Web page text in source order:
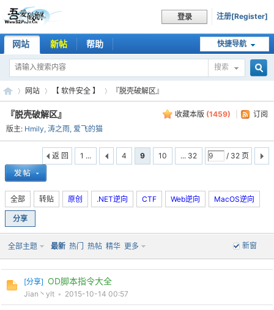
登录 注册[Register]
快捷导航
网站 新帖 帮助
搜索
吾 »
网站
›
【 软件安全 】
›
『脱壳破解区』
收藏本版 (1459) 订阅
『脱壳破解区』
版主: Hmily, 涛之雨, 爱飞的猫
1 ... 4 9 10 ... 32 / 32 页
返 回
全部 转贴 原创 .NET逆向 CTF Web逆向 MacOS逆向
分享
新窗
全部主题 最新 热门 热帖 精华 更多
[分享] OD脚本指令大全
Jian丶ylt • 2015-10-14 00:57